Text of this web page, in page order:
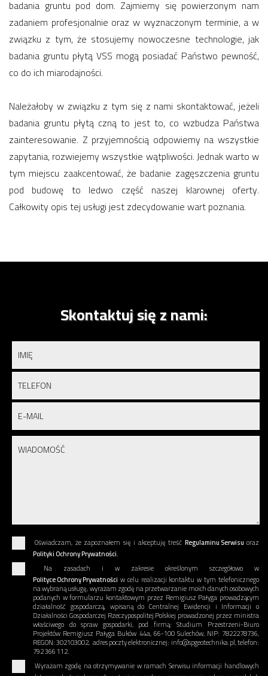
badania gruntu pod dom. Zajmiemy się powierzonym nam
zadaniem profesjonalnie oraz w wyznaczonym terminie, a w
związku z tym, że stosujemy nowoczesne technologie, jak
badania gruntu płytą VSS mogą posiadać Państwo pewność,
co do ich miarodajności.
Należałoby w związku z tym się z nami skontaktować, jeżeli
badania gruntu płytą czną to jest to, co wzbudza Państwa
zainteresowanie. Z przyjemnością odpowiemy na wszystkie
zapytania, rozwiejemy wszystkie wątpliwości. Jednak warto w
tym miejscu zaakcentować, że badanie zagęszczenia gruntu
pod budowę to ledwo część naszej klarownej oferty.
Całkowity opis tej usługi jest zdecydowanie wart poznania.
Skontaktuj się z nami:
Oświadczam, że zapoznałem się i akceptuję treść Regulaminu Serwisu oraz
Polityki Ochrony Prywatności.
Na zasadach i w zakresie określonym szczegółowo w
Polityce Ochrony Prywatności w celu realizacji kontaktu w tym telefonicznego
na wybraną usługę, wyrażam zgodę na przetwarzanie moich danych osobowych
podanych w formularzu kontaktowym przez Remigiusz Pałyga prowadzącym
działalność gospodarczą, wpisaną do Centralnej Ewidencji i Informacji o
Działalności Gospodarczej Rzeczypospolitej Polskiej prowadzonej przez ministra
właściwego do spraw gospodarki, pod firmą: Studium Przestrzeni-Biuro
Projektów Remigiusz Pałyga Buków 44a, 66-100 Sulechów, NIP: 7822278736,
REGON: 302103002, adres poczty elektronicznej: info@spgeotechnika.pl, telefon:
792 366 112.
Wyrażam zgodę na otrzymywanie w ramach Serwisu informacji handlowych